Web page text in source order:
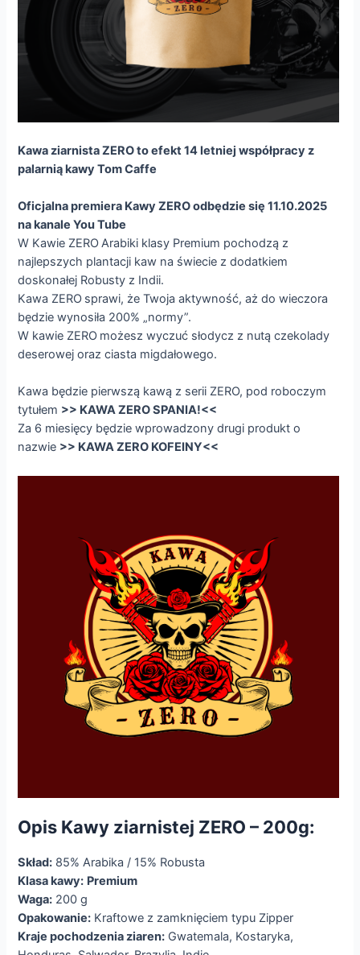
Kawa ziarnista ZERO to efekt 14 letniej współpracy z
palarnią kawy Tom Caffe
Oficjalna premiera Kawy ZERO odbędzie się 11.10.2025
na kanale You Tube
W Kawie ZEROArabiki klasy Premium pochodzą z
najlepszych plantacji kaw na świecie z dodatkiem
doskonałej Robusty z Indii.
Kawa ZERO sprawi, że Twoja aktywność, aż do wieczora
będzie wynosiła 200% „normy”.
W kawie ZERO możesz wyczuć słodycz z nutą czekolady
deserowej oraz ciasta migdałowego.
Kawa będzie pierwszą kawą z serii ZERO, pod roboczym
tytułem >> KAWA ZERO SPANIA!<<
Za 6 miesięcy będzie wprowadzony drugi produkt o
nazwie >> KAWA ZERO KOFEINY<<
Opis Kawy ziarnistej ZERO – 200g:
Skład: 85% Arabika / 15% Robusta
Klasa kawy: Premium
Waga: 200 g
Opakowanie: Kraftowe z zamknięciem typu Zipper
Kraje pochodzenia ziaren: Gwatemala, Kostaryka,